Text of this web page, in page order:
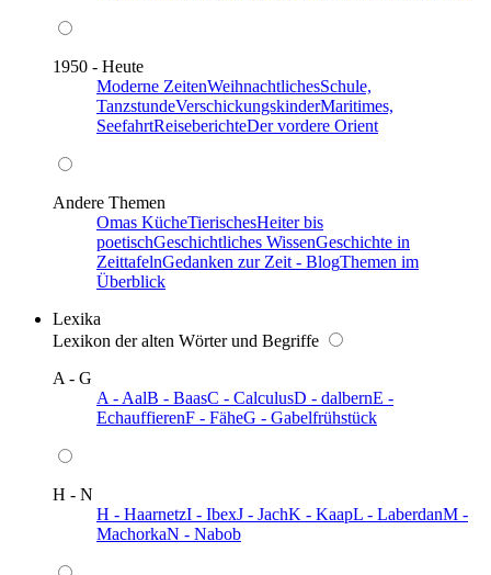
1950 - Heute
Moderne ZeitenWeihnachtlichesSchule,
TanzstundeVerschickungskinderMaritimes,
SeefahrtReiseberichteDer vordere Orient
Andere Themen
Omas KücheTierischesHeiter bis
poetischGeschichtliches WissenGeschichte in
ZeittafelnGedanken zur Zeit - BlogThemen im
Überblick
Lexika
Lexikon der alten Wörter und Begriffe
A - G
A - AalB - BaasC - CalculusD - dalbernE -
EchauffierenF - FäheG - Gabelfrühstück
H - N
H - HaarnetzI - IbexJ - JachK - KaapL - LaberdanM -
MachorkaN - Nabob